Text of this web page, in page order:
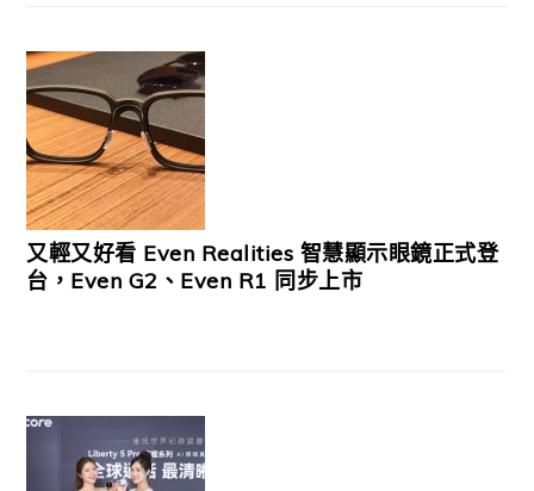
又輕又好看 Even Realities 智慧顯示眼鏡正式登
台，Even G2、Even R1 同步上市